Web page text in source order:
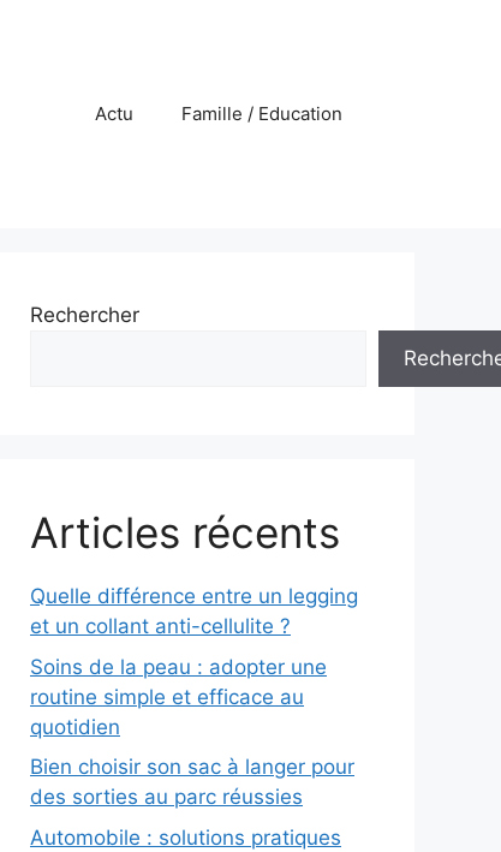
Actu Famille / Education
Rechercher
Articles récents
Quelle différence entre un legging
et un collant anti-cellulite ?
Soins de la peau : adopter une
routine simple et efficace au
quotidien
Bien choisir son sac à langer pour
des sorties au parc réussies
Automobile : solutions pratiques